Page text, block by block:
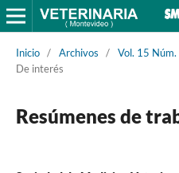
Inicio / Archivos / Vol. 15
De interés
Resúmenes de